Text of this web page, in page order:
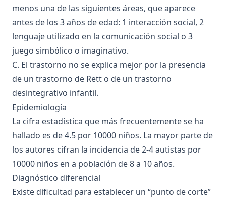
menos una de las siguientes áreas, que aparece
antes de los 3 años de edad: 1 interacción social, 2
lenguaje utilizado en la comunicación social o 3
juego simbólico o imaginativo.
C. El trastorno no se explica mejor por la presencia
de un trastorno de Rett o de un trastorno
desintegrativo infantil.
Epidemiología
La cifra estadística que más frecuentemente se ha
hallado es de 4.5 por 10000 niños. La mayor parte de
los autores cifran la incidencia de 2-4 autistas por
10000 niños en a población de 8 a 10 años.
Diagnóstico diferencial
Existe dificultad para establecer un “punto de corte”